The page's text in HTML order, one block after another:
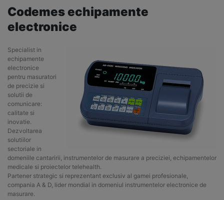
Codemes echipamente
electronice
Specialist in
echipamente
electronice
pentru masuratori
de precizie si
solutii de
comunicare:
calitate si
inovatie.
Dezvoltarea
solutiilor
sectoriale in
domeniile cantaririi, instrumentelor de masurare a preciziei, echipamentelor
medicale si proiectelor telehealth.
Partener strategic si reprezentant exclusiv al gamei profesionale,
compania A & D, lider mondial in domeniul instrumentelor electronice de
masurare.